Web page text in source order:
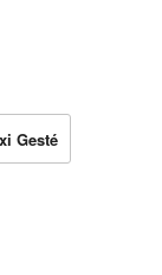
Gesté